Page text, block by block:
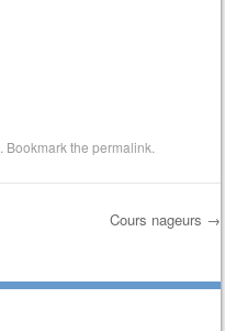
. Bookmark thepermalink
Cours nageurs →